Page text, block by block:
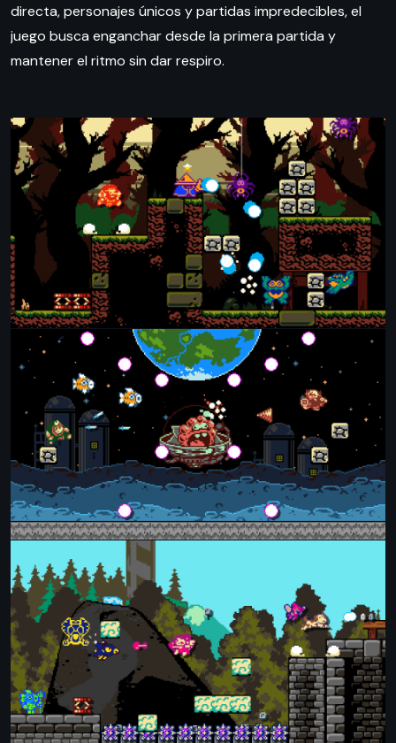
directa, personajes únicos y partidas impredecibles, el
juego busca enganchar desde la primera partida y
mantener el ritmo sin dar respiro.